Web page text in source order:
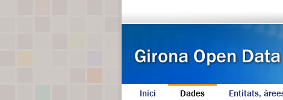
Inici Dades Entitats,